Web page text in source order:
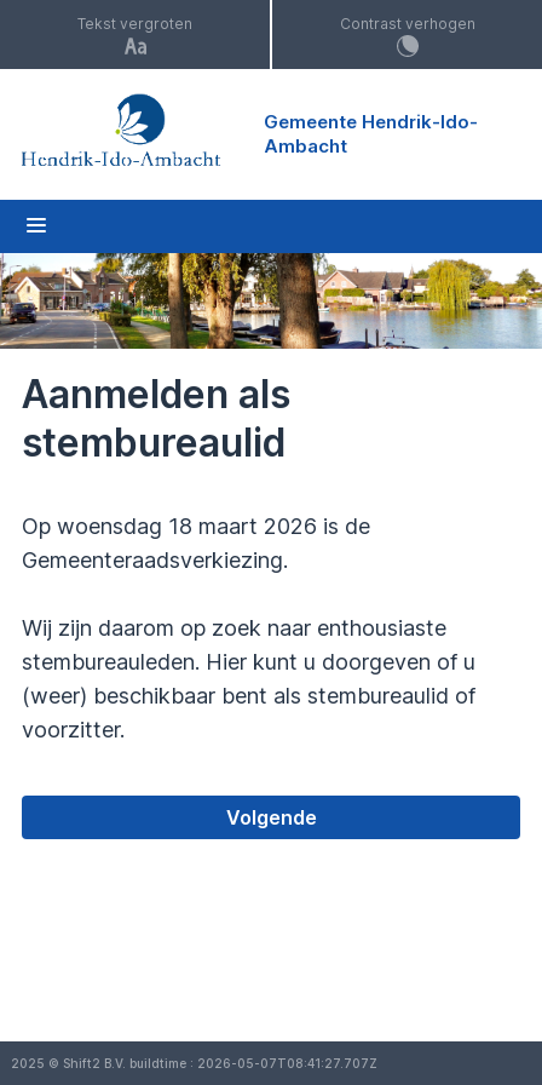
Tekst vergroten Contrast verhogen
Gemeente Hendrik-Ido-
Ambacht
Aanmelden als
stembureaulid
Op woensdag 18 maart 2026 is de
Gemeenteraadsverkiezing.
Wij zijn daarom op zoek naar enthousiaste
stembureauleden. Hier kunt u doorgeven of u
(weer) beschikbaar bent als stembureaulid of
voorzitter.
Volgende
2025 © Shift2 B.V. buildtime : 2026-05-07T08:41:27.707Z